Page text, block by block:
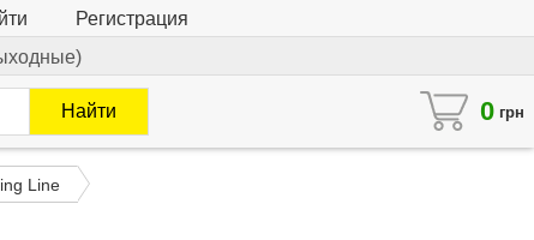
Регистрация
0 грн
Найти
Line